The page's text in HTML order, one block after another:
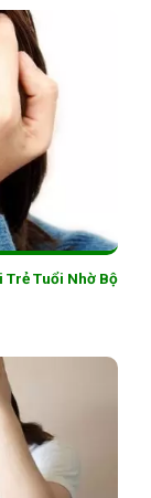
Trẻ Tuổi Nhờ Bộ